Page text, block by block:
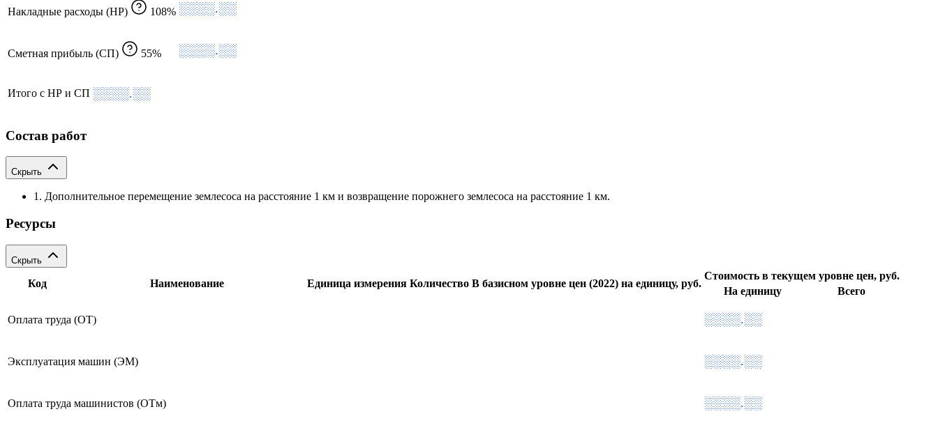
Накладные расходы (НР) 108% ░░░░.░░
Сметная прибыль (СП) 55% ░░░░.░░
Итого с НР и СП ░░░░.░░
Состав работ
Скрыть
1. Дополнительное перемещение землесоса на расстояние 1 км и возвращение порожнего землесоса на расстояние 1 км.
Ресурсы
Скрыть
Код Наименование Единица измерения Количество В базисном уровне цен (2022) на единицу, руб.
Стоимость в текущем уровне цен, руб.
На единицу
Всего
Оплата труда (ОТ) ░░░░.░░
Эксплуатация машин (ЭМ) ░░░░.░░
Оплата труда машинистов (ОТм) ░░░░.░░